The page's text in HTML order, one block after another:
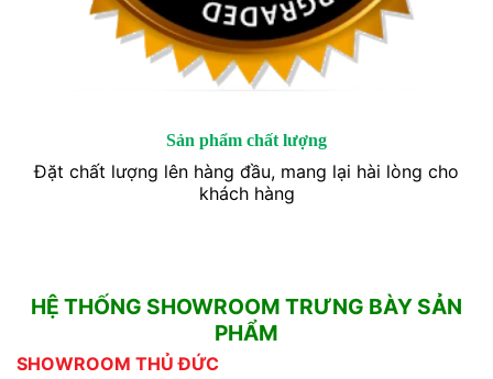
Sản phẩm chất lượng
Đặt chất lượng lên hàng đầu, mang lại hài lòng cho
khách hàng
HỆ THỐNG SHOWROOM TRƯNG BÀY SẢN
PHẨM
SHOWROOM THỦ ĐỨC